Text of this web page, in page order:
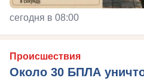
сегодня в 08:00
Происшествия
Около 30 БПЛА